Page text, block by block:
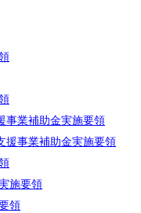
事業補助金実施要領
援事業補助金実施要領
施要領
領